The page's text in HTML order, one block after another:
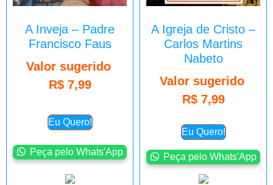
A Inveja – Padre
Francisco Faus
Valor sugerido
R$7,99
Eu Quero!
Peça pelo Whats'App
A Igreja de Cristo –
Carlos Martins
Nabeto
Valor sugerido
R$7,99
Eu Quero!
Peça pelo Whats'App